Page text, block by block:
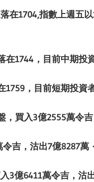
在1704,指數上週五以
在1744， 目前中期投
1759，目前短期投資
，買入3億2555萬令
令吉，沽出7億8287萬
3億6411萬令吉，沽